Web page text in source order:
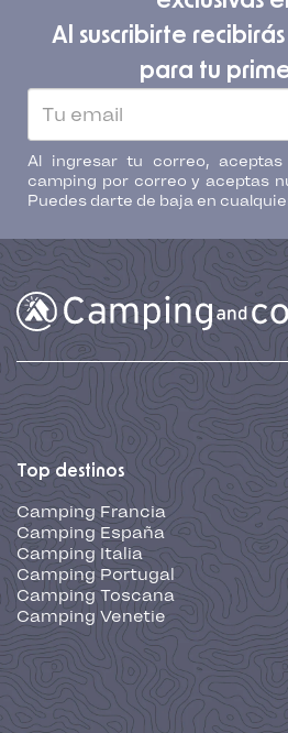
Al suscribirte
para tu
Al ingresar tu correo,
camping por correo y aceptas
Puedes darte de baja en
Top destinos
Camping Francia
Camping España
Camping Italia
Camping Portugal
Camping Toscana
Camping Venetie